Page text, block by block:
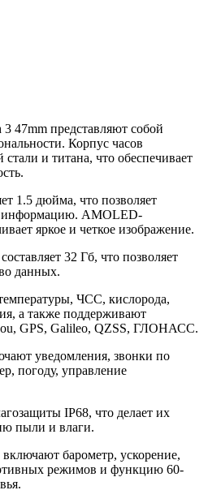
47mm представляют собой
Корпус часов
и титана, что обеспечивает
1.5 дюйма, что позволяет
информацию. AMOLED-
яркое и четкое изображение.
32 Гб, что позволяет
данных.
ЧСС, кислорода,
а также поддерживают
GPS, Galileo, QZSS, ГЛОНАСС.
уведомления, звонки по
погоду, управление
IP68, что делает их
пыли и влаги.
барометр, ускорение,
режимов и функцию 60-